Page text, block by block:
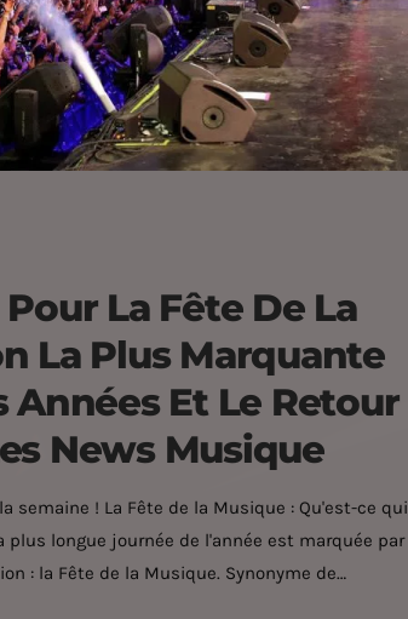
La Fête De La
La Plus Marquante
Années Et Le Retour
News Musique
semaine ! La Fête de la Musique : Qu'est-ce qui
longue journée de l'année est marquée par
: la Fête de la Musique. Synonyme de
ce rendez-vous s'est installé auprès de